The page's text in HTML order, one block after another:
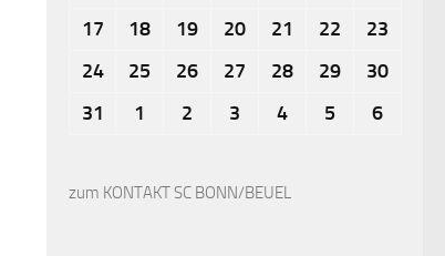
17
18 19 20 21 22
23
24
25 26 27 28 29
30
31
1 2 3 4 5 6
zum KONTAKT SC BONN/BEUEL